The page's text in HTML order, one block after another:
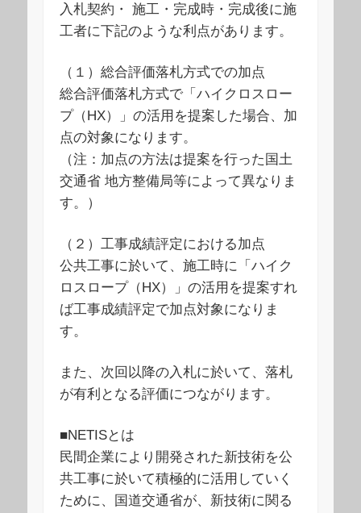
入札契約・ 施工・完成時・完成後に施
工者に下記のような利点があります。
（１）総合評価落札方式での加点
総合評価落札方式で「ハイクロスロー
プ（HX）」の活用を提案した場合、加
点の対象になります。
（注：加点の方法は提案を行った国土
交通省 地方整備局等によって異なりま
す。）
（２）工事成績評定における加点
公共工事に於いて、施工時に「ハイク
ロスロープ（HX）」の活用を提案すれ
ば工事成績評定で加点対象になりま
す。
また、次回以降の入札に於いて、落札
が有利となる評価につながります。
■NETISとは
民間企業により開発された新技術を公
共工事に於いて積極的に活用していく
ために、国道交通省が、新技術に関る